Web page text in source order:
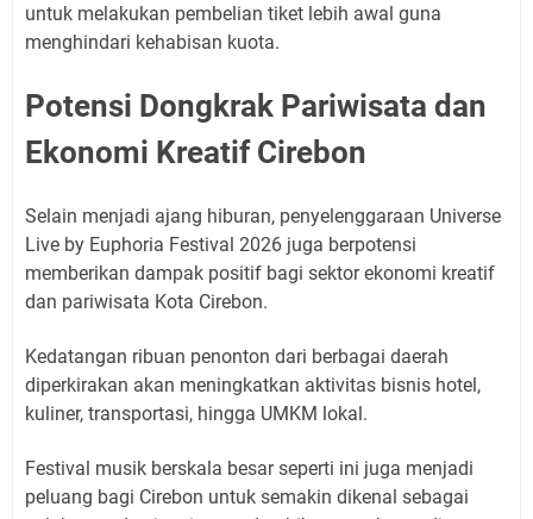
untuk melakukan pembelian tiket lebih awal guna
menghindari kehabisan kuota.
Potensi Dongkrak Pariwisata dan
Ekonomi Kreatif Cirebon
Selain menjadi ajang hiburan, penyelenggaraan Universe
Live by Euphoria Festival 2026 juga berpotensi
memberikan dampak positif bagi sektor ekonomi kreatif
dan pariwisata Kota Cirebon.
Kedatangan ribuan penonton dari berbagai daerah
diperkirakan akan meningkatkan aktivitas bisnis hotel,
kuliner, transportasi, hingga UMKM lokal.
Festival musik berskala besar seperti ini juga menjadi
peluang bagi Cirebon untuk semakin dikenal sebagai